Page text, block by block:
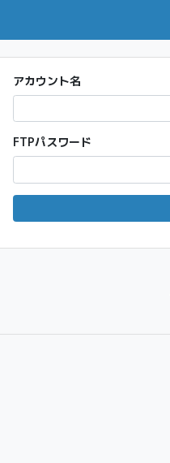
アカウント名
FTPパスワード